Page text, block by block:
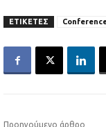
ΕΤΙΚΕΤΕΣ
Προηγούμενο άρθρο